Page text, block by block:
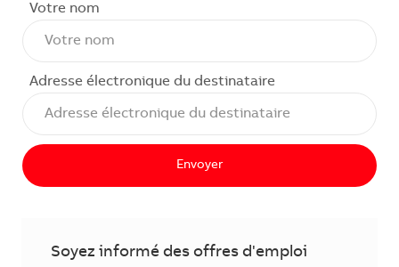
Votre nom
Adresse électronique du destinataire
Envoyer
Soyez informé des offres d'emploi